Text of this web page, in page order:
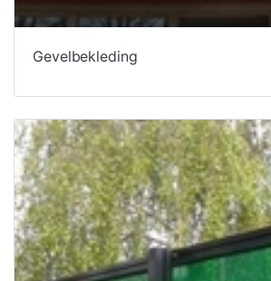
Gevelbekleding